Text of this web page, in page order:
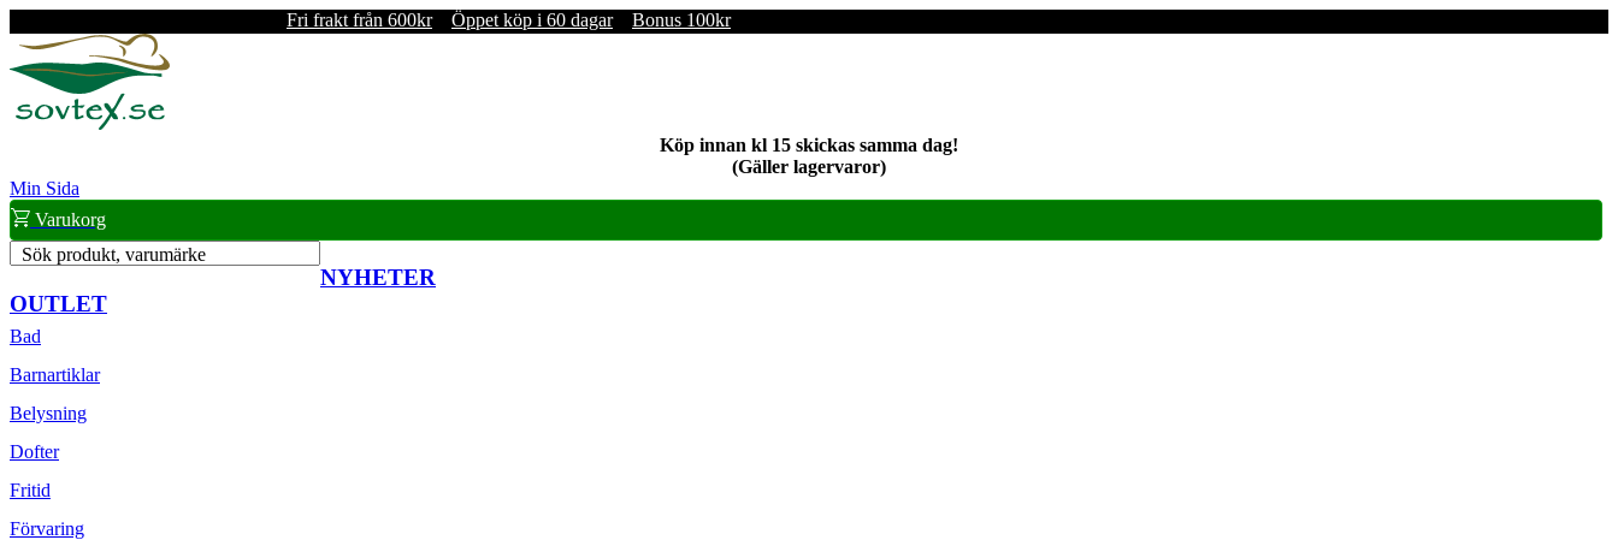
Fri frakt från 600kr Öppet köp i 60 dagar Bonus 100kr
Köp innan kl 15 skickas samma dag!
(Gäller lagervaror)
Min Sida
Varukorg
Sök produkt, varumärke
NYHETER
OUTLET
Bad
Barnartiklar
Belysning
Dofter
Fritid
Förvaring